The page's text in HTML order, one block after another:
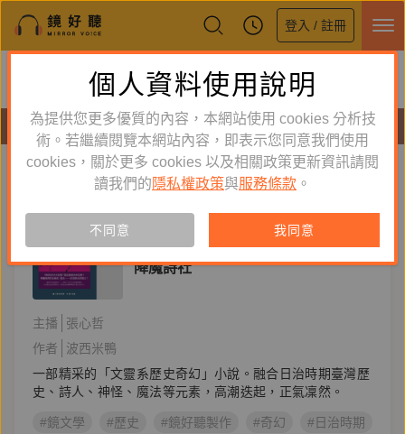
登入 / 註冊
鏡好聽全新APP上線
體驗全面升級，即刻下載
有聲書
新到舊 舊到新
有聲書
降魔詩社
主播
張心哲
作者
波西米鴨
一部精采的「文靈系歷史奇幻」小說。融合日治時期臺灣歷
史、詩人、神怪、魔法等元素，高潮迭起，正氣凜然。
#鏡文學 #歷史 #鏡好聽製作 #奇幻 #日治時期
個人資料使用說明
為提供您更多優質的內容，本網站使用 cookies 分析技
術。若繼續閱覽本網站內容，即表示您同意我們使用
cookies，關於更多 cookies 以及相關政策更新資訊請閱
讀我們的 隱私權政策與服務條款 。
不同意 我同意